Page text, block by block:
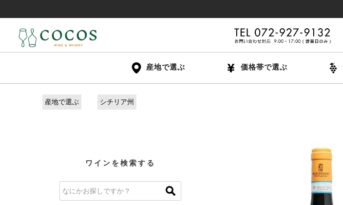
産地で選ぶ 価格帯で選ぶ
産地で選ぶ シチリア州
ワインを検索する